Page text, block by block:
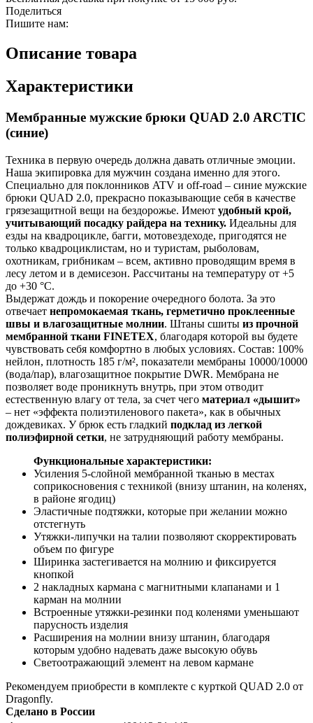
Поделиться
Пишите нам:
Описание товара
Характеристики
Мембранные мужские брюки QUAD 2.0 ARCTIC
(синие)
Техника в первую очередь должна давать отличные эмоции.
Наша экипировка для мужчин создана именно для этого.
Специально для поклонников ATV и off-road – синие мужские
брюки QUAD 2.0, прекрасно показывающие себя в качестве
грязезащитной вещи на бездорожье. Имеют удобный крой,
учитывающий посадку райдера на технику. Идеальны для
езды на квадроцикле, багги, мотовездеходе, пригодятся не
только квадроциклистам, но и туристам, рыболовам,
охотникам, грибникам – всем, активно проводящим время в
лесу летом и в демисезон. Рассчитаны на температуру от +5
до +30 °С.
Выдержат дождь и покорение очередного болота. За это
отвечает непромокаемая ткань, герметично проклеенные
швы и влагозащитные молнии. Штаны сшиты из прочной
мембранной ткани FINETEX, благодаря которой вы будете
чувствовать себя комфортно в любых условиях. Состав: 100%
нейлон, плотность 185 г/м², показатели мембраны 10000/10000
(вода/пар), влагозащитное покрытие DWR. Мембрана не
позволяет воде проникнуть внутрь, при этом отводит
естественную влагу от тела, за счет чего материал «дышит»
– нет «эффекта полиэтиленового пакета», как в обычных
дождевиках. У брюк есть гладкий подклад из легкой
полиэфирной сетки, не затрудняющий работу мембраны.
Функциональные характеристики:
Усиления 5-слойной мембранной тканью в местах
соприкосновения с техникой (внизу штанин, на коленях,
в районе ягодиц)
Эластичные подтяжки, которые при желании можно
отстегнуть
Утяжки-липучки на талии позволяют скорректировать
объем по фигуре
Ширинка застегивается на молнию и фиксируется
кнопкой
2 накладных кармана с магнитными клапанами и 1
карман на молнии
Встроенные утяжки-резинки под коленями уменьшают
парусность изделия
Расширения на молнии внизу штанин, благодаря
которым удобно надевать даже высокую обувь
Светоотражающий элемент на левом кармане
Рекомендуем приобрести в комплекте с курткой QUAD 2.0 от
Dragonfly.
Сделано в России